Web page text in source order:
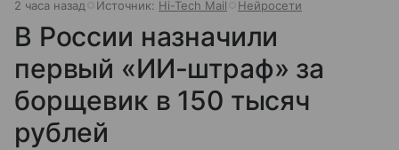
2 часа назад Источник: Hi-Tech Mail Нейросети
В России назначили
первый «ИИ-штраф» за
борщевик в 150 тысяч
рублей